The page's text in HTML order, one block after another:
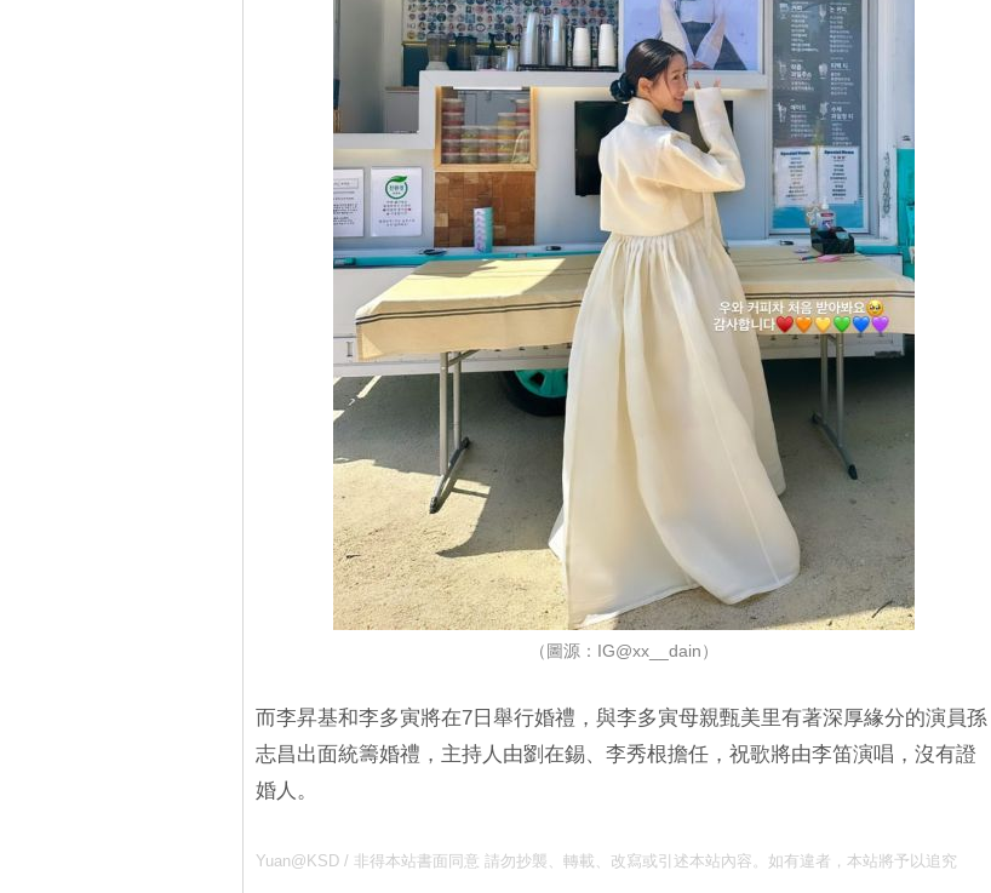
（圖源：IG@xx__dain）
而李昇基和李多寅將在7日舉行婚禮，與李多寅母親甄美里有著深厚緣分的演員孫
志昌出面統籌婚禮，主持人由劉在錫、李秀根擔任，祝歌將由李笛演唱，沒有證
婚人。
Yuan@KSD / 非得本站書面同意 請勿抄襲、轉載、改寫或引述本站內容。如有違者，本站將予以追究